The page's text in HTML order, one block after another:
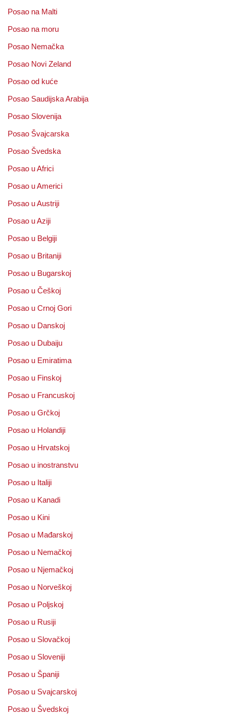
Posao na Malti
Posao na moru
Posao Nemačka
Posao Novi Zeland
Posao od kuće
Posao Saudijska Arabija
Posao Slovenija
Posao Švajcarska
Posao Švedska
Posao u Africi
Posao u Americi
Posao u Austriji
Posao u Aziji
Posao u Belgiji
Posao u Britaniji
Posao u Bugarskoj
Posao u Češkoj
Posao u Crnoj Gori
Posao u Danskoj
Posao u Dubaiju
Posao u Emiratima
Posao u Finskoj
Posao u Francuskoj
Posao u Grčkoj
Posao u Holandiji
Posao u Hrvatskoj
Posao u inostranstvu
Posao u Italiji
Posao u Kanadi
Posao u Kini
Posao u Mađarskoj
Posao u Nemačkoj
Posao u Njemačkoj
Posao u Norveškoj
Posao u Poljskoj
Posao u Rusiji
Posao u Slovačkoj
Posao u Sloveniji
Posao u Španiji
Posao u Svajcarskoj
Posao u Švedskoj